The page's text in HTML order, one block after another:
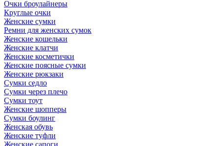
Очки броулайнеры
Круглые очки
Женские сумки
Ремни для женских сумок
Женские кошельки
Женские клатчи
Женские косметички
Женские поясные сумки
Женские рюкзаки
Сумки седло
Сумки через плечо
Сумки тоут
Женские шопперы
Сумки боулинг
Женская обувь
Женские туфли
Женские сапоги